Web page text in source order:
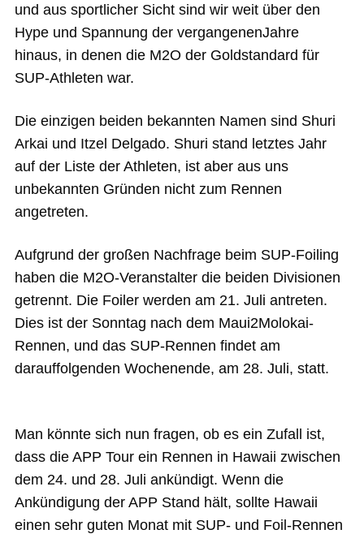
und aus sportlicher Sicht sind wir weit über den
Hype und Spannung der vergangenenJahre
hinaus, in denen die M2O der Goldstandard für
SUP-Athleten war.
Die einzigen beiden bekannten Namen sind Shuri
Arkai und Itzel Delgado. Shuri stand letztes Jahr
auf der Liste der Athleten, ist aber aus uns
unbekannten Gründen nicht zum Rennen
angetreten.
Aufgrund der großen Nachfrage beim SUP-Foiling
haben die M2O-Veranstalter die beiden Divisionen
getrennt. Die Foiler werden am 21. Juli antreten.
Dies ist der Sonntag nach dem Maui2Molokai-
Rennen, und das SUP-Rennen findet am
darauffolgenden Wochenende, am 28. Juli, statt.
Man könnte sich nun fragen, ob es ein Zufall ist,
dass die APP Tour ein Rennen in Hawaii zwischen
dem 24. und 28. Juli ankündigt. Wenn die
Ankündigung der APP Stand hält, sollte Hawaii
einen sehr guten Monat mit SUP- und Foil-Rennen